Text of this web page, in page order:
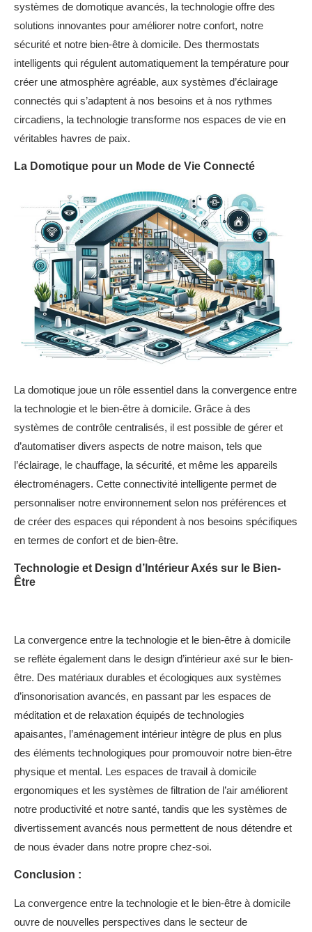
systèmes de domotique avancés, la technologie offre des
solutions innovantes pour améliorer notre confort, notre
sécurité et notre bien-être à domicile. Des thermostats
intelligents qui régulent automatiquement la température pour
créer une atmosphère agréable, aux systèmes d’éclairage
connectés qui s’adaptent à nos besoins et à nos rythmes
circadiens, la technologie transforme nos espaces de vie en
véritables havres de paix.
La Domotique pour un Mode de Vie Connecté
La domotique joue un rôle essentiel dans la convergence entre
la technologie et le bien-être à domicile. Grâce à des
systèmes de contrôle centralisés, il est possible de gérer et
d’automatiser divers aspects de notre maison, tels que
l’éclairage, le chauffage, la sécurité, et même les appareils
électroménagers. Cette connectivité intelligente permet de
personnaliser notre environnement selon nos préférences et
de créer des espaces qui répondent à nos besoins spécifiques
en termes de confort et de bien-être.
Technologie et Design d’Intérieur Axés sur le Bien-
Être
La convergence entre la technologie et le bien-être à domicile
se reflète également dans le design d’intérieur axé sur le bien-
être. Des matériaux durables et écologiques aux systèmes
d’insonorisation avancés, en passant par les espaces de
méditation et de relaxation équipés de technologies
apaisantes, l’aménagement intérieur intègre de plus en plus
des éléments technologiques pour promouvoir notre bien-être
physique et mental. Les espaces de travail à domicile
ergonomiques et les systèmes de filtration de l’air améliorent
notre productivité et notre santé, tandis que les systèmes de
divertissement avancés nous permettent de nous détendre et
de nous évader dans notre propre chez-soi.
Conclusion :
La convergence entre la technologie et le bien-être à domicile
ouvre de nouvelles perspectives dans le secteur de